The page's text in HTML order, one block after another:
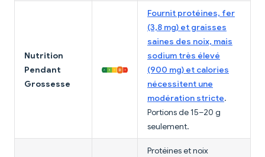
Nutrition
Pendant
Grossesse
Fournit protéines, fer
(3,8 mg) et graisses
saines des noix, mais
sodium très élevé
(900 mg) et calories
nécessitent une
modération stricte.
Portions de 15–20 g
seulement.
Protéines et noix